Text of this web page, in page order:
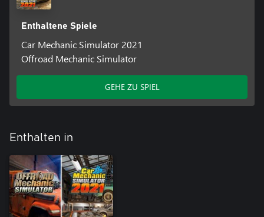
Enthaltene Spiele
Car Mechanic Simulator 2021
Offroad Mechanic Simulator
GEHE ZU SPIEL
Enthalten in